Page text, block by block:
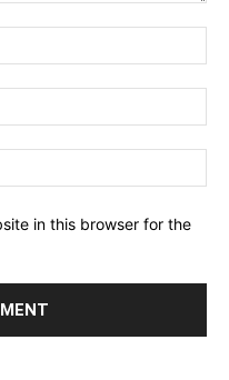
in this browser for the